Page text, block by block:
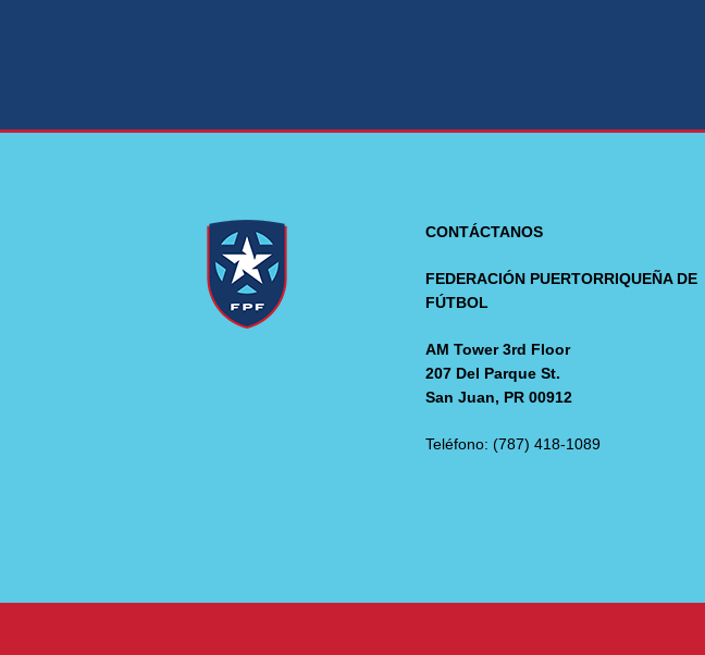
CONTÁCTANOS
FEDERACIÓN PUERTORRIQUEÑA DE
FÚTBOL
AM Tower 3rd Floor
207 Del Parque St.
San Juan, PR 00912
Teléfono: (787) 418-1089